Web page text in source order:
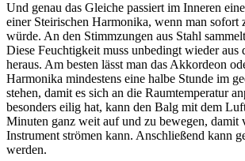
Und genau das Gleiche passiert im Inneren
einer Steirischen Harmonika, wenn man sofort
würde. An den Stimmzungen aus Stahl
Diese Feuchtigkeit muss unbedingt wieder aus
heraus. Am besten lässt man das Akkordeon
Harmonika mindestens eine halbe Stunde im
stehen, damit es sich an die Raumtemperatur
besonders eilig hat, kann den Balg mit dem
Minuten ganz weit auf und zu bewegen, damit
Instrument strömen kann. Anschließend kann
werden.